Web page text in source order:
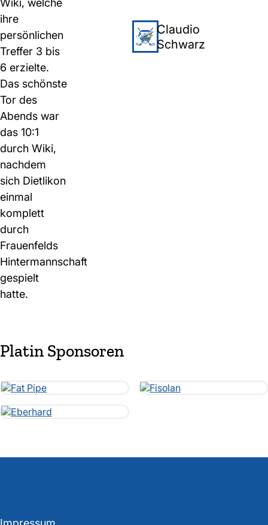
Wiki, welche
ihre
persönlichen
Treffer 3 bis
6 erzielte.
Das schönste
Tor des
Abends war
das 10:1
durch Wiki,
nachdem
sich Dietlikon
einmal
komplett
durch
Frauenfelds
Hintermannschaft
gespielt
hatte.
Claudio
Schwarz
Platin Sponsoren